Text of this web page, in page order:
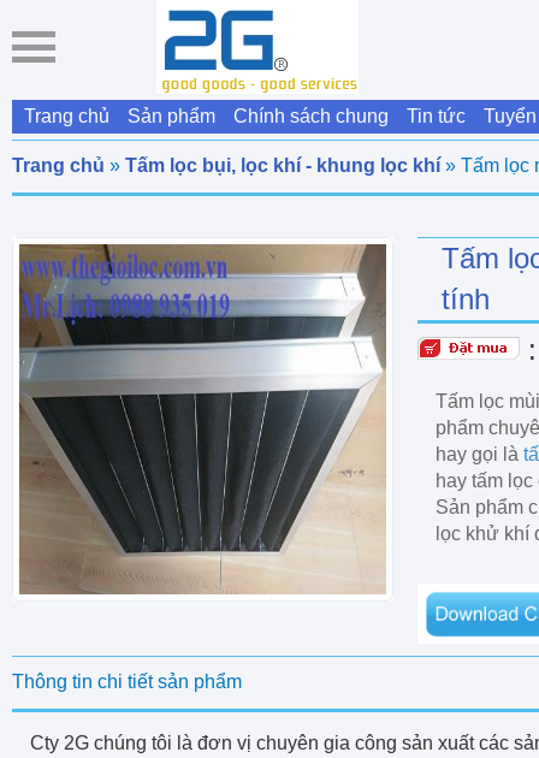
Trang chủ Sản phẩm Chính sách chung Tin tức
Trang chủ » Tấm lọc bụi, lọc khí - khung lọc khí » Tấm lọc
Tấm
tính
Tấm lọc
phẩm
hay gọi là
hay tấm
Sản phẩm
lọc khử khí
Thông tin chi tiết sản phẩm
Cty 2G chúng tôi là đơn vị chuyên gia công sản xuất các